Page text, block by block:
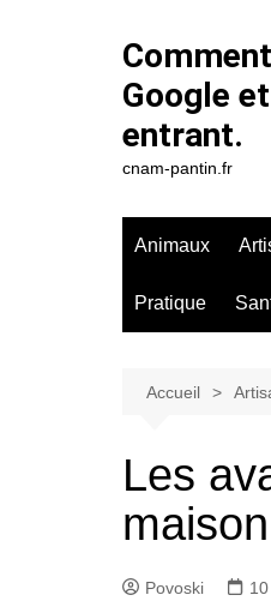
Google
entrant.
cnam-pantin.fr
Animaux
Pratique
Accueil
Les
maison
Povoski